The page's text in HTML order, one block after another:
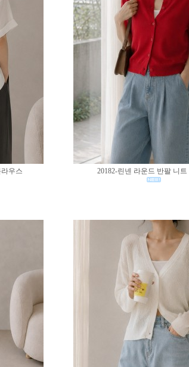
우스 20182-린넨 라운드 반팔 니트